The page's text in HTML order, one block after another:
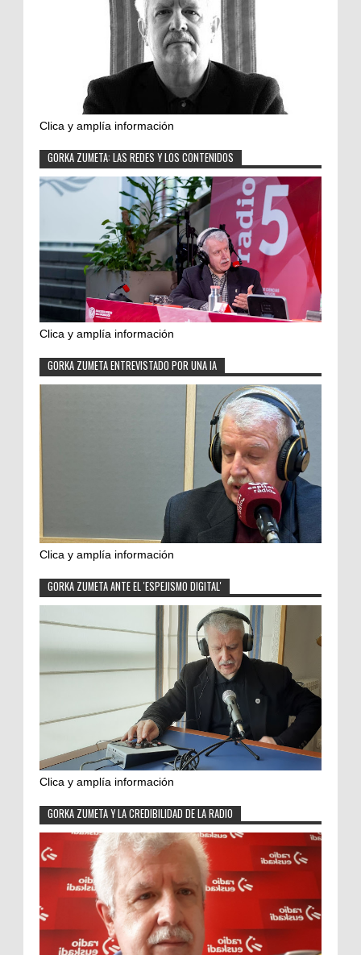
Clica y amplía información
GORKA ZUMETA: LAS REDES Y LOS CONTENIDOS
Clica y amplía información
GORKA ZUMETA ENTREVISTADO POR UNA IA
Clica y amplía información
GORKA ZUMETA ANTE EL 'ESPEJISMO DIGITAL'
Clica y amplía información
GORKA ZUMETA Y LA CREDIBILIDAD DE LA RADIO